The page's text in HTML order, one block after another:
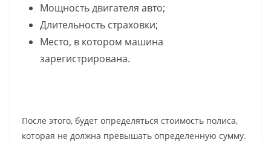
Мощность двигателя авто;
Длительность страховки;
Место, в котором машина
зарегистрирована.
После этого, будет определяться стоимость полиса,
которая не должна превышать определенную сумму.